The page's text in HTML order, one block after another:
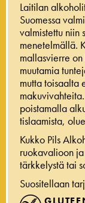
Laitilan
Suomessa
valmistettu niin
menetelmällä.
mallasvierre on
muutamia
mutta toisaalta
poistamalla
tislaamista,
Kukko Pils
ruokavalioon
tärkkelystä tai
Suositellaan